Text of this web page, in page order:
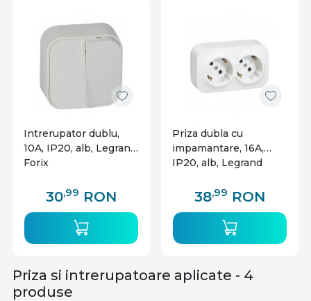
uri de incredere, cum ar fi
Acestea reprezinta o solutie practica si sigura pentu
alimentarea dispozitivelor electrice intr-un mod
comod si eficient.
Intrerupator dublu,
10A, IP20, alb, Legrand
Forix
30,99 RON
Priza dubla cu
impamantare, 16A,
IP20, alb, Legrand
38,99 RON
Priza si intrerupatoare aplicate - 4
produse